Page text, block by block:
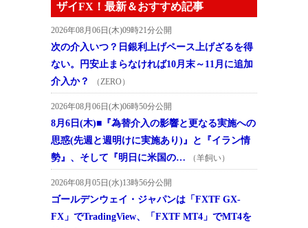
ザイFX！最新＆おすすめ記事
2026年08月06日(木)09時21分公開
次の介入いつ？日銀利上げペース上げざるを得
ない。円安止まらなければ10月末～11月に追加
介入か？
（ZERO）
2026年08月06日(木)06時50分公開
8月6日(木)■『為替介入の影響と更なる実施への
思惑(先週と週明けに実施あり)』と『イラン情
勢』、そして『明日に米国の…
（羊飼い）
2026年08月05日(水)13時56分公開
ゴールデンウェイ・ジャパンは「FXTF GX-
FX」でTradingView、「FXTF MT4」でMT4を